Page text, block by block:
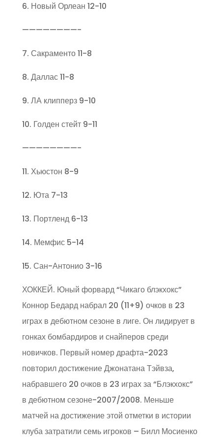
6. Новый Орлеан 12-10
————————-
7. Сакраменто 11-8
8. Даллас 11-8
9. ЛА клипперз 9-10
10. Голден стейт 9-11
————————-
11. Хьюстон 8-9
12. Юта 7-13
13. Портленд 6-13
14. Мемфис 5-14
15. Сан-Антонио 3-16
ХОККЕЙ. Юный форвард “Чикаго блэкхокс”
Коннор Бедард набрал 20 (11+9) очков в 23
играх в дебютном сезоне в лиге. Он лидирует в
гонках бомбардиров и снайперов среди
новичков. Первый номер драфта-2023
повторил достижение Джонатана Тэйвза,
набравшего 20 очков в 23 играх за “Блэкхокс”
в дебютном сезоне-2007/2008. Меньше
матчей на достижение этой отметки в истории
клуба затратили семь игроков – Билл Мосиенко